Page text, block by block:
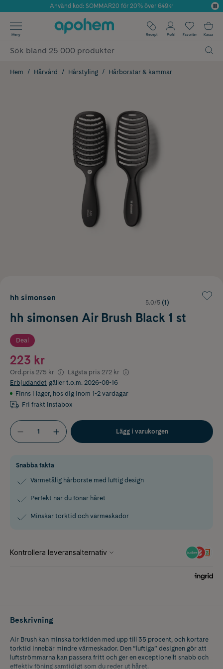
Årets Butik 2025 inom Skönhet
Använd kod: SOMMAR20 för 20% över 649kr
✓ Fri frakt
✓ Poäng på alla köp*
Meny Recept Profil Favoriter Kassa
Hem Hårvård Hårstyling Hårborstar & kammar
hh simonsen
5.0/5 (1)
hh simonsen Air Brush Black 1 st
Deal
223 kr
Ord.pris 275 kr Lägsta pris 272 kr
Erbjudandet gäller t.o.m. 2026-08-16
Finns i lager, hos dig inom 1-2 vardagar
Fri frakt Instabox
Lägg i varukorgen
Snabba fakta
Värmetålig hårborste med luftig design
Perfekt när du fönar håret
Minskar torktid och värmeskador
Beskrivning
Air Brush kan minska torktiden med upp till 35 procent, och kortare
torktid innebär mindre värmeskador. Den ”luftiga” designen gör att
luftströmmarna kan passera fritt och ger en exceptionellt snabb och
effektiv föning samtidigt som du reder ut håret.